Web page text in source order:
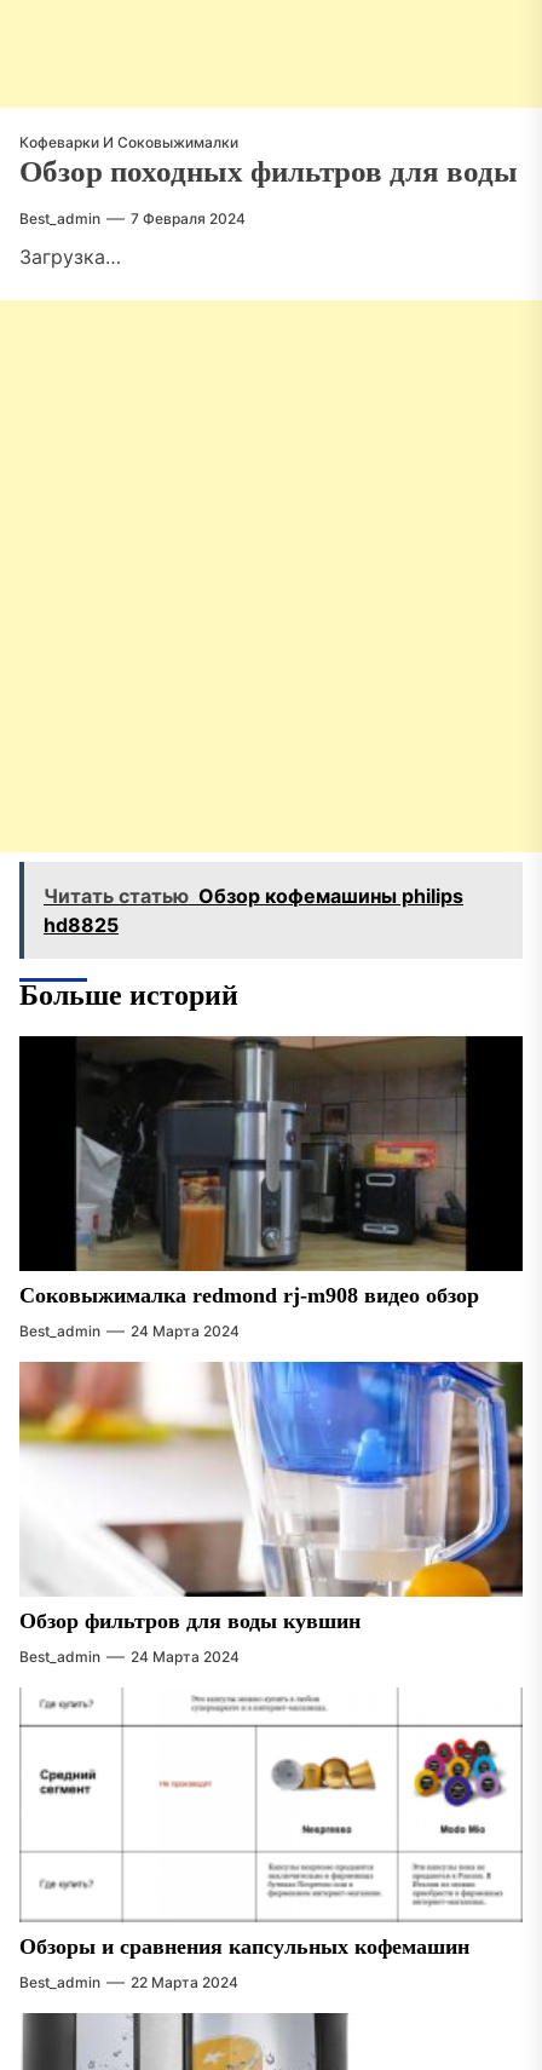
Кофеварки И Соковыжималки
Обзор походных фильтров для воды
Best_admin 7 Февраля 2024
Загрузка…
Читать статью Обзор кофемашины philips
hd8825
Больше историй
Соковыжималка redmond rj-m908 видео обзор
Best_admin 24 Марта 2024
Обзор фильтров для воды кувшин
Best_admin 24 Марта 2024
Обзоры и сравнения капсульных кофемашин
Best_admin 22 Марта 2024